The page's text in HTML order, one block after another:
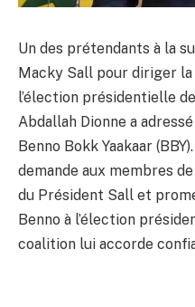
Un des prétendants à la
Macky Sall pour diriger
l’élection présidentielle
Abdallah Dionne a
Benno Bokk Yaakaar
demande aux membres
du Président Sall et
Benno à l’élection
coalition lui accorde